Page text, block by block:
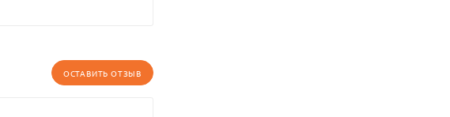
ОСТАВИТЬ ОТЗЫВ